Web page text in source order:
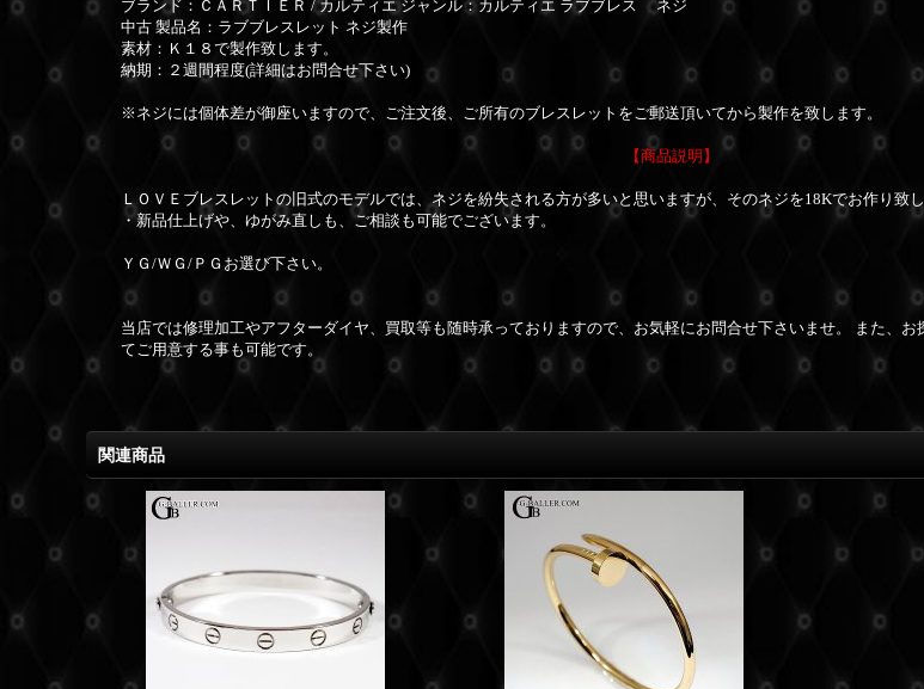
ブランド：ＣＡＲＴＩＥＲ / カルティエ ジャンル：カルティエ ラブブレス ネジ
中古 製品名：ラブブレスレット ネジ製作
素材：Ｋ１８で製作致します。
納期：２週間程度(詳細はお問合せ下さい)
※ネジには個体差が御座いますので、ご注文後、ご所有のブレスレットをご郵送頂いてから製作を致します。
【商品説明】
ＬＯＶＥブレスレットの旧式のモデルでは、ネジを紛失される方が多いと思いますが、そのネジを18Kでお作り致し
・新品仕上げや、ゆがみ直しも、ご相談も可能でございます。
ＹＧ/ＷＧ/ＰＧお選び下さい。
当店では修理加工やアフターダイヤ、買取等も随時承っておりますので、お気軽にお問合せ下さいませ。 また、
てご用意する事も可能です。
関連商品